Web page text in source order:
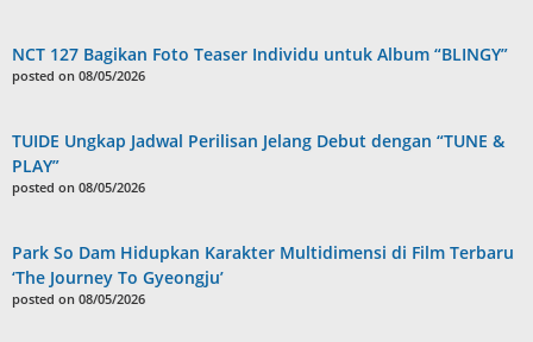
NCT 127 Bagikan Foto Teaser Individu untuk Album “BLINGY”
posted on 08/05/2026
TUIDE Ungkap Jadwal Perilisan Jelang Debut dengan “TUNE &
PLAY”
posted on 08/05/2026
Park So Dam Hidupkan Karakter Multidimensi di Film Terbaru
‘The Journey To Gyeongju’
posted on 08/05/2026